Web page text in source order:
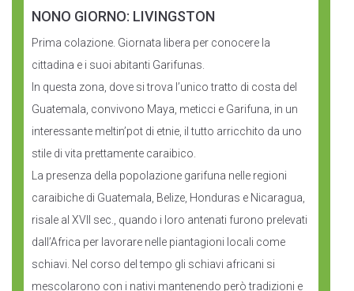
NONO GIORNO: LIVINGSTON
Prima colazione. Giornata libera per conocere la
cittadina e i suoi abitanti Garifunas.
In questa zona, dove si trova l’unico tratto di costa del
Guatemala, convivono Maya, meticci e Garifuna, in un
interessante meltin’pot di etnie, il tutto arricchito da uno
stile di vita prettamente caraibico.
La presenza della popolazione garifuna nelle regioni
caraibiche di Guatemala, Belize, Honduras e Nicaragua,
risale al XVII sec., quando i loro antenati furono prelevati
dall’Africa per lavorare nelle piantagioni locali come
schiavi. Nel corso del tempo gli schiavi africani si
mescolarono con i nativi mantenendo però tradizioni e